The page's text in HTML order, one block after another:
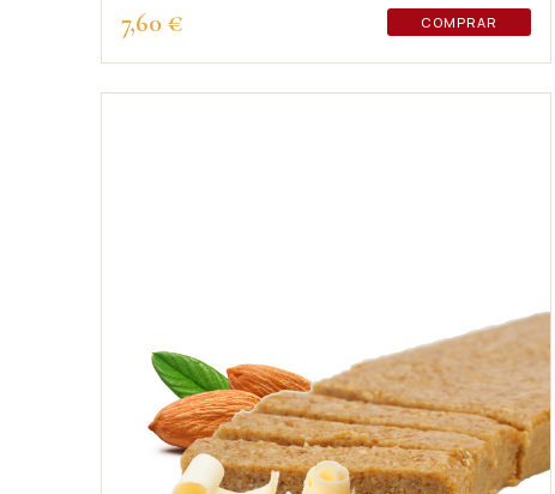
7,60 € COMPRAR